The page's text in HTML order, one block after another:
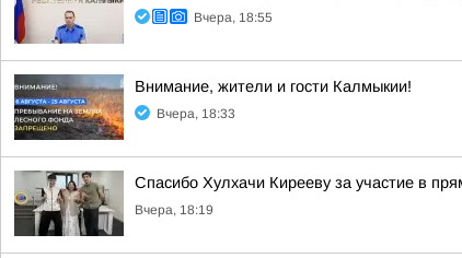
Вчера, 18:55
Внимание, жители и гости Калмыкии!
Вчера, 18:33
Спасибо Хулхачи Кирееву за участие в
Вчера, 18:19